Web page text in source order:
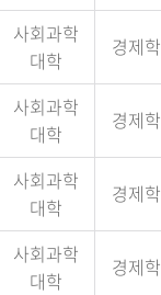
사회과학
대학
경제
사회과학
대학
경제
사회과학
대학
경제
사회과학
대학
경제